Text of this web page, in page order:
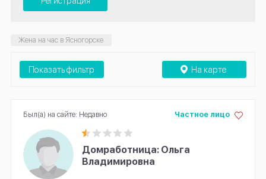
Жена на час в Ясногорске
На карте
Показать фильтр
Домработница: Ольга
Владимировна
Частное лицо
Был(а) на сайте: Недавно